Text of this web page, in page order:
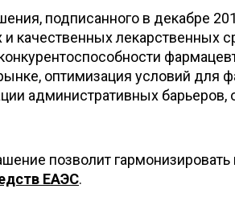
подписанного в декабре
качественных лекарственных
оптимизация условий для
административных
позволит
ЕАЭС.